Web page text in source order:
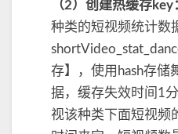
（2）创建热缓存key
种类的短视频统计数
存】，使用hash存储
据，缓存失效时间1
视该种类下面短视频